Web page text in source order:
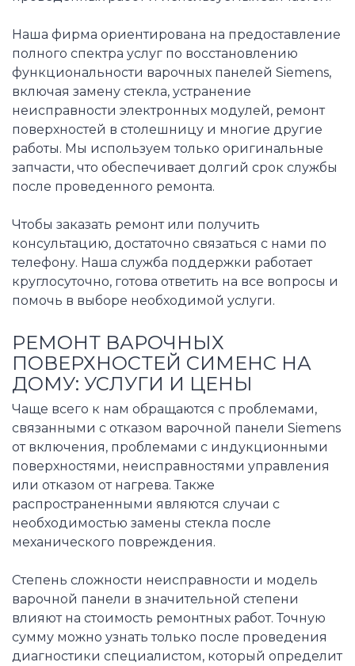
Наша фирма ориентирована на предоставление
полного спектра услуг по восстановлению
функциональности варочных панелей Siemens,
включая замену стекла, устранение
неисправности электронных модулей, ремонт
поверхностей в столешницу и многие другие
работы. Мы используем только оригинальные
запчасти, что обеспечивает долгий срок службы
после проведенного ремонта.
Чтобы заказать ремонт или получить
консультацию, достаточно связаться с нами по
телефону. Наша служба поддержки работает
круглосуточно, готова ответить на все вопросы и
помочь в выборе необходимой услуги.
РЕМОНТ ВАРОЧНЫХ
ПОВЕРХНОСТЕЙ СИМЕНС НА
ДОМУ: УСЛУГИ И ЦЕНЫ
Чаще всего к нам обращаются с проблемами,
связанными с отказом варочной панели Siemens
от включения, проблемами с индукционными
поверхностями, неисправностями управления
или отказом от нагрева. Также
распространенными являются случаи с
необходимостью замены стекла после
механического повреждения.
Степень сложности неисправности и модель
варочной панели в значительной степени
влияют на стоимость ремонтных работ. Точную
сумму можно узнать только после проведения
диагностики специалистом, который определит